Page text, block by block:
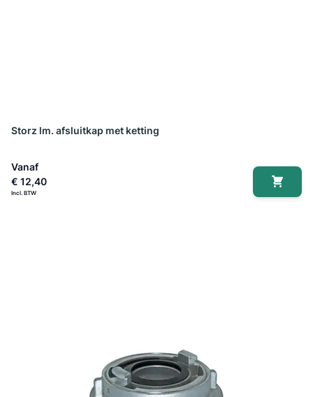
Storz lm. afsluitkap met ketting
Vanaf
€ 12,40